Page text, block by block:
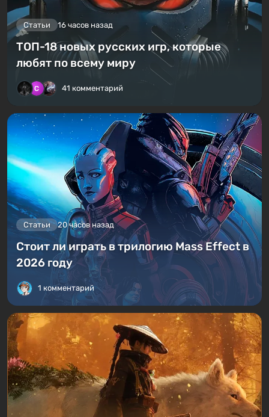
Статьи 16 часов назад
ТОП-18 новых русских игр, которые
любят по всему миру
41 комментарий
Статьи 20 часов назад
Стоит ли играть в трилогию Mass Effect в
2026 году
1 комментарий